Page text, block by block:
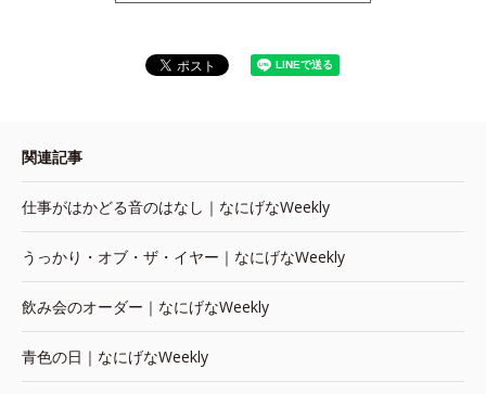
関連記事
仕事がはかどる音のはなし｜なにげなWeekly
うっかり・オブ・ザ・イヤー｜なにげなWeekly
飲み会のオーダー｜なにげなWeekly
青色の日｜なにげなWeekly